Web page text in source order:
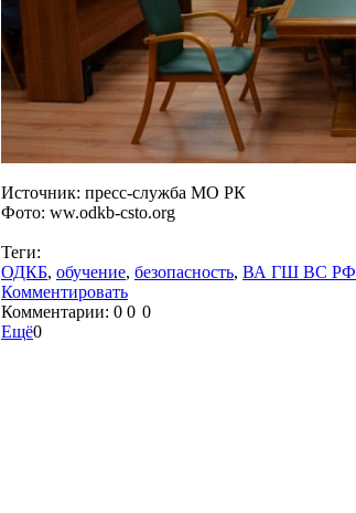
Источник: пресс-служба МО РК
Фото: ww.odkb-csto.org
Теги:
ОДКБ, обучение, безопасность, ВА ГШ ВС РФ
Комментировать
Комментарии: 0 0 0
Ещё0